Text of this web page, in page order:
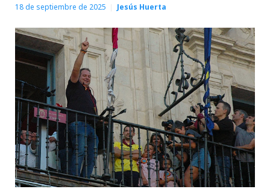
18 de septiembre de 2025 Jesús Huerta